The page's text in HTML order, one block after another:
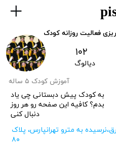
آموزش کودک ۵ ساله
فعالیت روزانه کودک
دیالوگ
۱۰۲
به کودک پیش دبستانی چی یاد
بدم؟ کافیه این صفحه رو هر روز
دنبال کنی
به مترو تهرانپارس، پلاک
۸۰